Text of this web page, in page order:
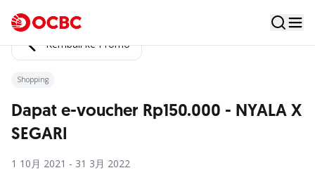
Kembali ke Promo
Shopping
Dapat e-voucher Rp150.000 - NYALA X
SEGARI
1 10月 2021 - 31 3月 2022